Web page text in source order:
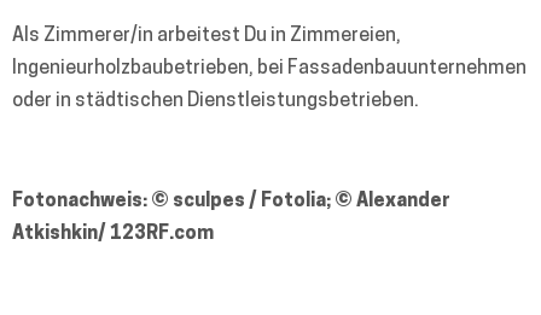
Al s Zimmerer/in arbeitest Du in Zimmereien,
Ingenieurholzbaubetrieben, bei Fassadenbauunternehmen
oder in städtischen Dienstleistungsbetrieben.
Fotonachweis: © sculpes / Fotolia; © Alexander
Atkishkin/ 123RF.com